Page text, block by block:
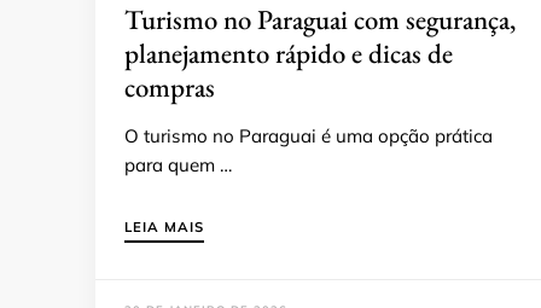
Turismo no Paraguai com segurança,
planejamento rápido e dicas de
compras
O turismo no Paraguai é uma opção prática
para quem …
LEIA MAIS